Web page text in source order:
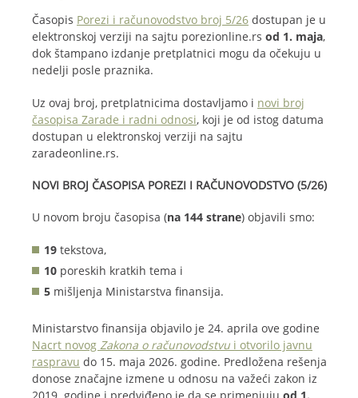
Časopis Porezi i računovodstvo broj 5/26 dostupan je u
elektronskoj verziji na sajtu porezionline.rs od 1. maja,
dok štampano izdanje pretplatnici mogu da očekuju u
nedelji posle praznika.
Uz ovaj broj, pretplatnicima dostavljamo i novi broj
časopisa Zarade i radni odnosi, koji je od istog datuma
dostupan u elektronskoj verziji na sajtu
zaradeonline.rs.
NOVI BROJ ČASOPISA POREZI I RAČUNOVODSTVO (5/26)
U novom broju časopisa (na 144 strane) objavili smo:
19 tekstova,
10 poreskih kratkih tema i
5 mišljenja Ministarstva finansija.
Ministarstvo finansija objavilo je 24. aprila ove godine
Nacrt novog Zakona o računovodstvu i otvorilo javnu
raspravu do 15. maja 2026. godine. Predložena rešenja
donose značajne izmene u odnosu na važeći zakon iz